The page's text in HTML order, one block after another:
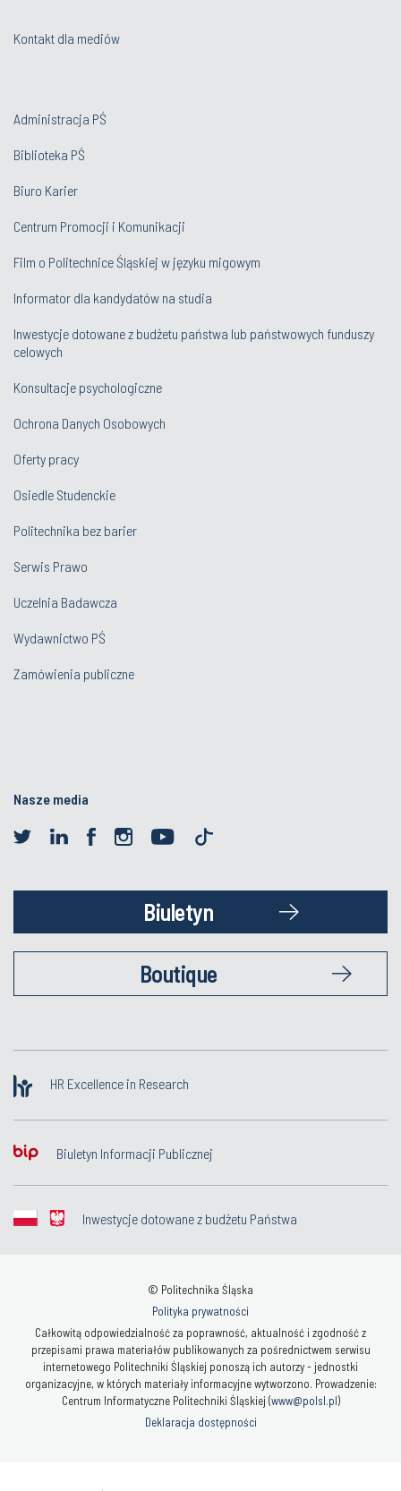
Kontakt dla mediów
Administracja PŚ
Biblioteka PŚ
Biuro Karier
Centrum Promocji i Komunikacji
Film o Politechnice Śląskiej w języku migowym
Informator dla kandydatów na studia
Inwestycje dotowane z budżetu państwa lub państwowych funduszy
celowych
Konsultacje psychologiczne
Ochrona Danych Osobowych
Oferty pracy
Osiedle Studenckie
Politechnika bez barier
Serwis Prawo
Uczelnia Badawcza
Wydawnictwo PŚ
Zamówienia publiczne
Nasze media
Biuletyn
Boutique
HR Excellence in Research
Biuletyn Informacji Publicznej
Inwestycje dotowane z budżetu Państwa
© Politechnika Śląska
Polityka prywatności
Całkowitą odpowiedzialność za poprawność, aktualność i zgodność z
przepisami prawa materiałów publikowanych za pośrednictwem serwisu
internetowego Politechniki Śląskiej ponoszą ich autorzy - jednostki
organizacyjne, w których materiały informacyjne wytworzono. Prowadzenie:
Centrum Informatyczne Politechniki Śląskiej (www@polsl.pl)
Deklaracja dostępności